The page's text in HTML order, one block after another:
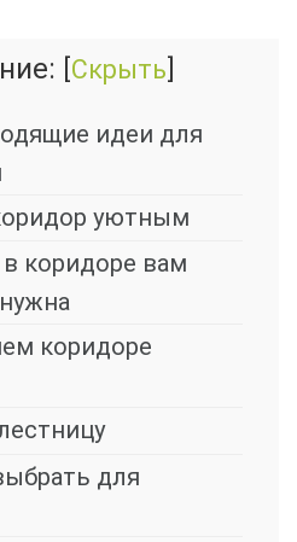
Скрыть
идеи для
уютным
коридоре вам
коридоре
для